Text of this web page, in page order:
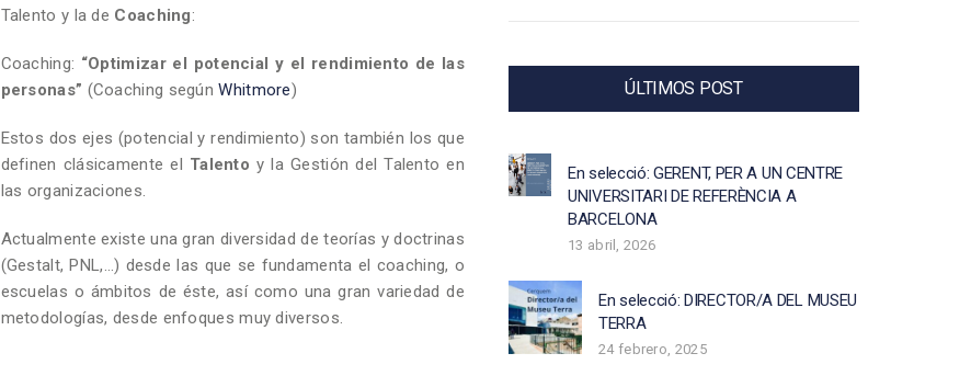
Talento y la de Coaching:
Coaching: “Optimizar el potencial y el rendimiento de las
personas” (Coaching segúnWhitmore)
Estos dos ejes (potencial y rendimiento) son también los que
definen clásicamente el Talentoy la Gestión del Talento en
las organizaciones.
Actualmente existe una gran diversidad de teorías y doctrinas
(Gestalt, PNL,…) desde las que se fundamenta el coaching, o
escuelas o ámbitos de éste, así como una gran variedad de
metodologías, desde enfoques muy diversos.
ÚLTIMOS POST
En selecció: GERENT, PER A UN CENTRE
UNIVERSITARI DE REFERÈNCIA A
BARCELONA
13 abril, 2026
En selecció: DIRECTOR/A DEL MUSEU
TERRA
24 febrero, 2025